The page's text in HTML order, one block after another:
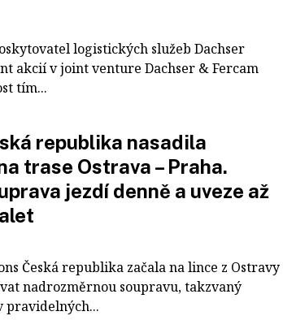
logistických služeb Dachser
akcií v joint venture Dachser & Fercam
tím...
republika nasadila
trase Ostrava – Praha.
jezdí denně a uveze až
Česká republika začala na lince z Ostravy
nadrozměrnou soupravu, takzvaný
pravidelných...